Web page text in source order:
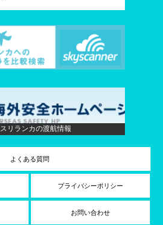
スリランカの渡航情報
よくある質問
プライバシーポリシー
お問い合わせ